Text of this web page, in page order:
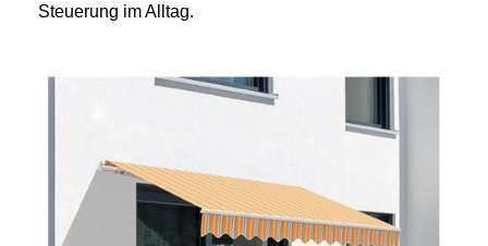
Steuerung im Alltag.